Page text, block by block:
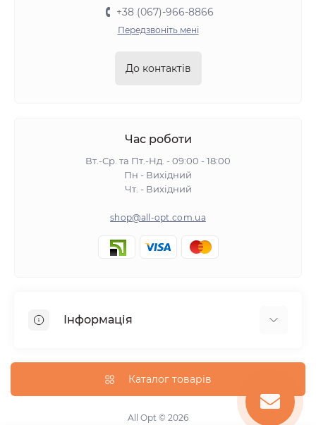
+38 (067)-966-8866
Передзвоніть мені
До контактів
Час роботи
Вт.-Ср. та Пт.-Нд. - 09:00 - 18:00
Пн - Вихідний
Чт. - Вихідний
shop@all-opt.com.ua
Інформація
Оплата та доставка
Повернення та обмін
Політика конфіденційності
Каталог товарів
All Opt © 2026